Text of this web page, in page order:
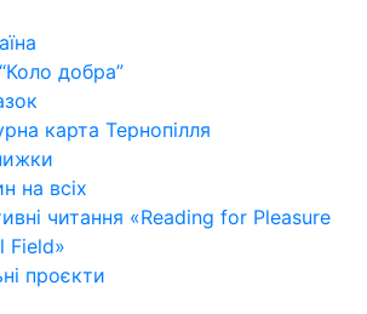
добра”
карта Тернопілля
на всіх
читання «Reading for Pleasure
Field»
проєкти